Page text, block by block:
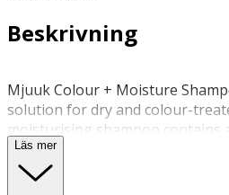
Beskrivning
Mjuuk Colour + Moisture
solution for dry and colour-
moisturising shampoo contains
help keep your hair colour
same time, it makes your hair
Läs mer